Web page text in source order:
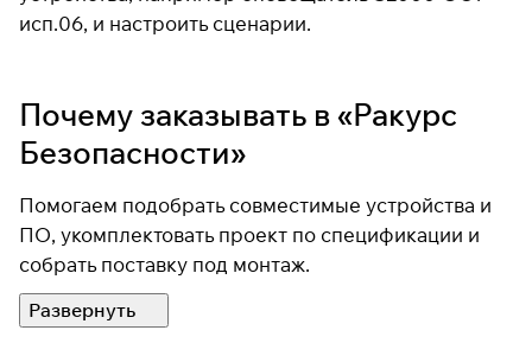
исп.06, и настроить сценарии.
Почему заказывать в «Ракурс
Безопасности»
Помогаем подобрать совместимые устройства и
ПО, укомплектовать проект по спецификации и
собрать поставку под монтаж.